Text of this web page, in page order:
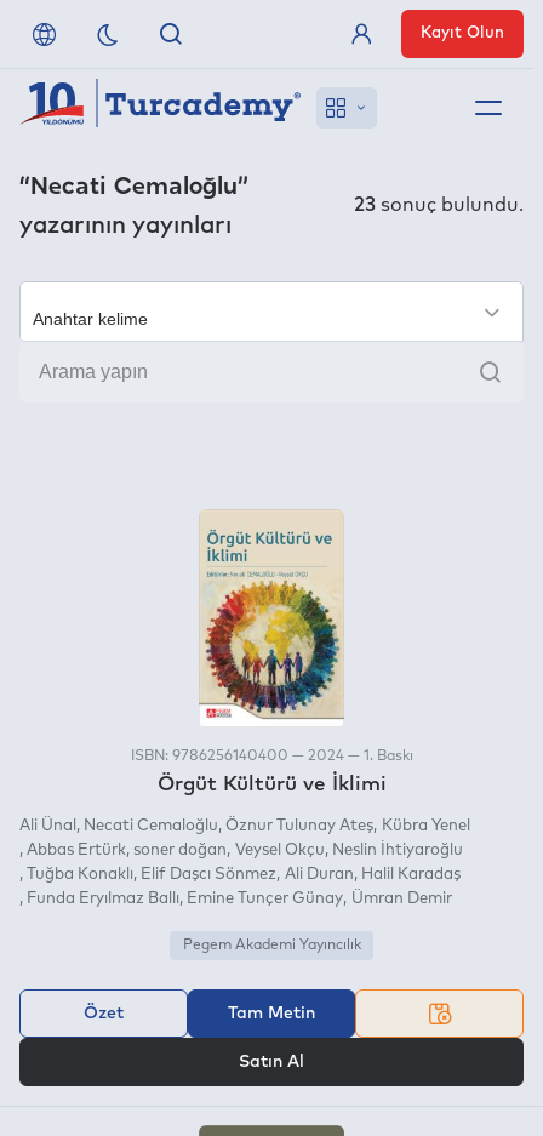
Referanslarımız
Uzaktan Erişim
Nasıl Erişirim
Üye Girişi
Kayıt Olun
“Necati Cemaloğlu”
yazarının yayınları
23 sonuç bulundu.
Ara
ISBN: 9786256140400 — 2024 — 1. Baskı
Örgüt Kültürü ve İklimi
Ali Ünal Necati Cemaloğlu Öznur Tulunay Ateş
Kübra Yenel
Abbas Ertürk soner doğan Veysel Okçu
Neslin İhtiyaroğlu
Tuğba Konaklı
Elif Daşcı Sönmez Ali Duran
Halil Karadaş
Funda Eryılmaz Ballı
Emine Tunçer Günay Ümran Demir
Pegem Akademi Yayıncılık
Özet Tam Metin
Satın Al